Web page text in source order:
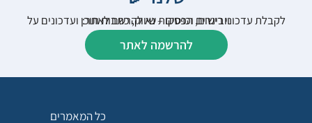
לקבלת עדכוני רישום, הפסקות שיווק, כתבות תוכן ועדכונים על וובינרים וכנסים – נא להרשם לאתר:
להרשמה לאתר
כל המאמרים